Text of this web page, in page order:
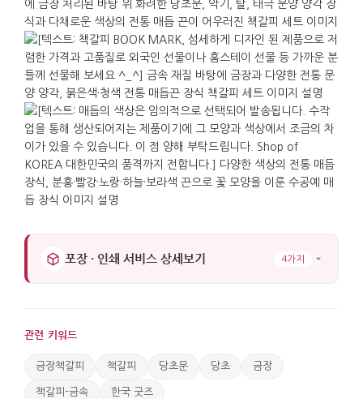
점이 장점입니다. 해외 출장 기념품, 홈스테이 답례,
교환학생 환영 선물 등 다양한 상황에서 부담 없이
준비할 수 있으며, 여러 개를 같은 품목으로
맞추기에도 적합합니다.
가로 : 2.3cm. 세로 : 8.5cm.
포장 · 인쇄 서비스 상세보기 4가지
관련 키워드
금장책갈피 책갈피 당초문 당초 금장
책갈피-금속 한국 굿즈